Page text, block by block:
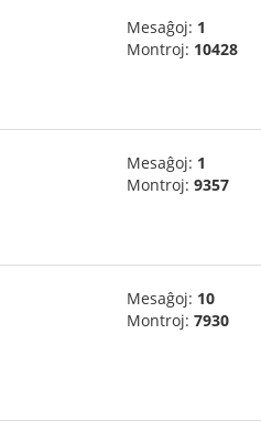
Mesaĝoj: 1
Montroj: 10428
Mesaĝoj: 1
Montroj: 9357
Mesaĝoj: 10
Montroj: 7930